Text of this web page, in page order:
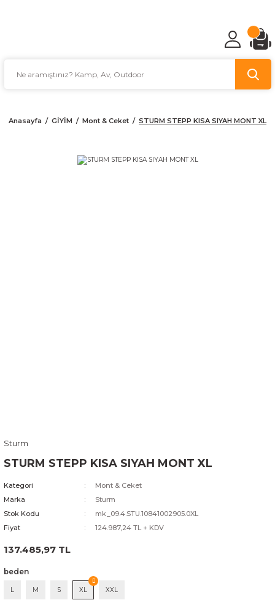
Anasayfa GİYİM Mont & Ceket STURM STEPP KISA SIYAH MONT XL
Sturm
STURM STEPP KISA SIYAH MONT XL
Kategori
Mont & Ceket
Marka
Sturm
Stok Kodu
mk_09.4.STU.10841002905.0XL
Fiyat
124.987,24 TL + KDV
137.485,97 TL
beden
L M S XL XXL